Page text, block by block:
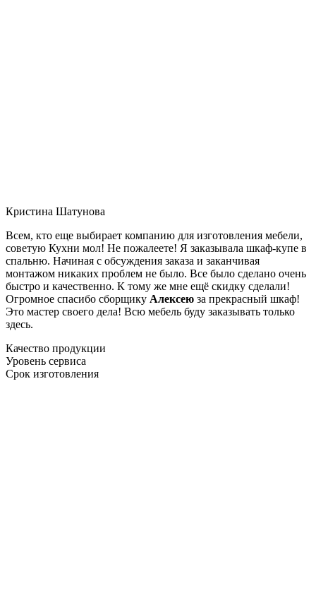
Кристина Шатунова
Всем, кто еще выбирает компанию для изготовления мебели,
советую Кухни мол! Не пожалеете! Я заказывала шкаф-купе в
спальню. Начиная с обсуждения заказа и заканчивая
монтажом никаких проблем не было. Все было сделано очень
быстро и качественно. К тому же мне ещё скидку сделали!
Огромное спасибо сборщику Алексею за прекрасный шкаф!
Это мастер своего дела! Всю мебель буду заказывать только
здесь.
Качество продукции
Уровень сервиса
Срок изготовления